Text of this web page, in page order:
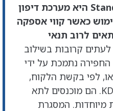
"ה-Standard Pile Guide Box היא מערכת דיפון
כאשר קווי אספקה
לרוב תנאי
קרובות בשילוב
נתמכת על ידי
שיגומי פלדה מסוג KD 6/8 או, לפי בקשת הלקוח,
עם שיגומי פלדה מסוג KD 4/6. הם מוכנסים לתא
מיוחדות. המסגרת